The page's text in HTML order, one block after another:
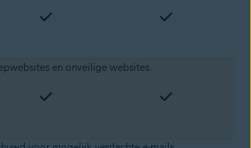
en onveilige websites.